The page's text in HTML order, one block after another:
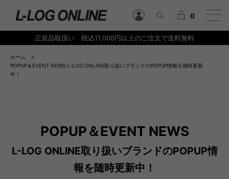
正規品取扱い 税込11,000円以上のご注文で送料無料
0
ホーム
POPUP＆EVENT NEWS L-LOG ONLINE取り扱いブランドのPOPUP情報を随時更新
中！
POPUP＆EVENT NEWS
L-LOG ONLINE取り扱いブランドのPOPUP情
報を随時更新中！